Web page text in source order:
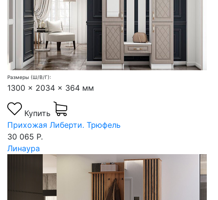
Размеры (Ш/В/Г):
1300 x 2034 x 364 мм
Купить
Прихожая Либерти. Трюфель
30 065 Р.
Линаура